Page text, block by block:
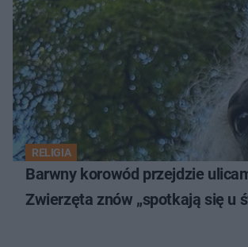
RELIGIA
Barwny korowód przejdzie
Zwierzęta znów „spotkają się u